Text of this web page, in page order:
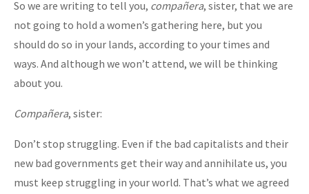
So we are writing to tell you, compañera, sister, that we are
not going to hold a women’s gathering here, but you
should do so in your lands, according to your times and
ways. And although we won’t attend, we will be thinking
about you.
Compañera, sister:
Don’t stop struggling. Even if the bad capitalists and their
new bad governments get their way and annihilate us, you
must keep struggling in your world. That’s what we agreed